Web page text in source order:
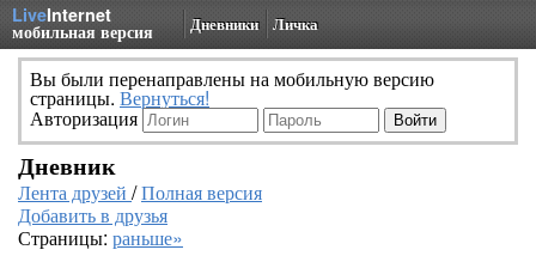
LiveInternet
мобильная версия Дневники Личка
Вы были перенаправлены на мобильную версию
страницы. Вернуться!
Авторизация
Дневник
Лента друзей /Полная версия
Добавить в друзья
Страницы: раньше»